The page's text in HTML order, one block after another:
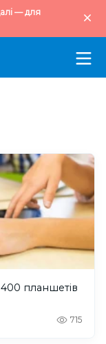
— для
планшетів
715